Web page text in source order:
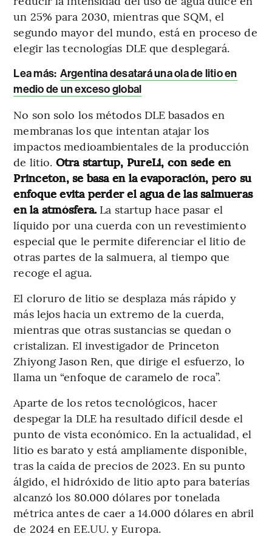
un 25% para 2030, mientras que SQM, el
segundo mayor del mundo, está en proceso de
elegir las tecnologías DLE que desplegará.
Lea más: Argentina desatará una ola de litio en
medio de un exceso global
No son solo los métodos DLE basados en
membranas los que intentan atajar los
impactos medioambientales de la producción
de litio. Otra startup, PureLi, con sede en
Princeton, se basa en la evaporación, pero su
enfoque evita perder el agua de las salmueras
en la atmósfera. La startup hace pasar el
líquido por una cuerda con un revestimiento
especial que le permite diferenciar el litio de
otras partes de la salmuera, al tiempo que
recoge el agua.
El cloruro de litio se desplaza más rápido y
más lejos hacia un extremo de la cuerda,
mientras que otras sustancias se quedan o
cristalizan. El investigador de Princeton
Zhiyong Jason Ren, que dirige el esfuerzo, lo
llama un “enfoque de caramelo de roca”.
Aparte de los retos tecnológicos, hacer
despegar la DLE ha resultado difícil desde el
punto de vista económico. En la actualidad, el
litio es barato y está ampliamente disponible,
tras la caída de precios de 2023. En su punto
álgido, el hidróxido de litio apto para baterías
alcanzó los 80.000 dólares por tonelada
métrica antes de caer a 14.000 dólares en abril
de 2024 en EE.UU. y Europa.